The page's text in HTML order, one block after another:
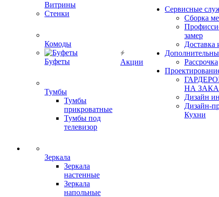
Витрины
Стенки
Комоды
Буфеты
Тумбы
Тумбы
прикроватные
Тумбы под
телевизор
Зеркала
Зеркала
настенные
Зеркала
напольные
Акции
Сервисные
Сборка
замер
Доставка
Рассрочка
НА
Дизайн
Дизайн-
Кухни